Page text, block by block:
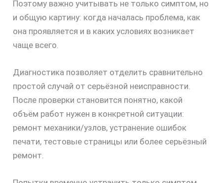
Поэтому важно учитывать не только симптом, но
и общую картину: когда началась проблема, как
она проявляется и в каких условиях возникает
чаще всего.
Диагностика позволяет отделить сравнительно
простой случай от серьёзной неисправности.
После проверки становится понятно, какой
объём работ нужен в конкретной ситуации:
ремонт механики/узлов, устранение ошибок
печати, тестовые страницы или более серьёзный
ремонт.